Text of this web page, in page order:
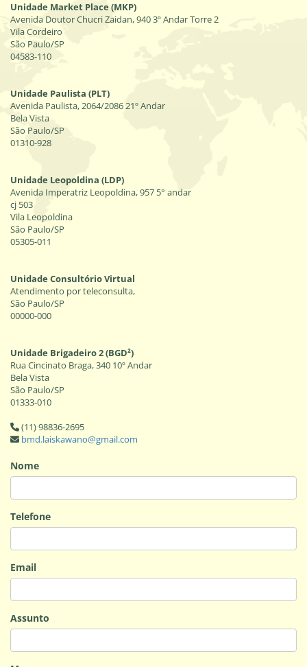
Unidade Market Place (MKP)
Avenida Doutor Chucri Zaidan, 940 3º Andar Torre 2
Vila Cordeiro
São Paulo/SP
04583-110
Unidade Paulista (PLT)
Avenida Paulista, 2064/2086 21º Andar
Bela Vista
São Paulo/SP
01310-928
Unidade Leopoldina (LDP)
Avenida Imperatriz Leopoldina, 957 5° andar
cj 503
Vila Leopoldina
São Paulo/SP
05305-011
Unidade Consultório Virtual
Atendimento por teleconsulta,
São Paulo/SP
00000-000
Unidade Brigadeiro 2 (BGD²)
Rua Cincinato Braga, 340 10º Andar
Bela Vista
São Paulo/SP
01333-010
(11) 98836-2695
bmd.laiskawano@gmail.com
Nome
Telefone
Email
Assunto